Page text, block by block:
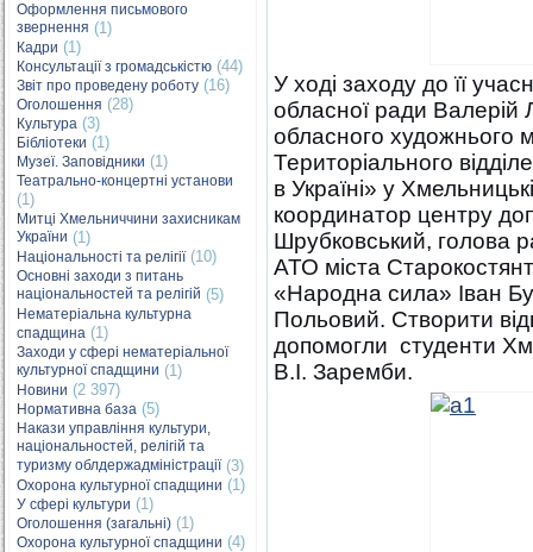
Оформлення письмового
звернення (1)
Кадри (1)
Консультації з громадськістю (44)
Звіт про проведену роботу (16)
Оголошення (28)
Культура (3)
Бібліотеки (1)
Музеї. Заповідники (1)
Театрально-концертні установи
(1)
Митці Хмельниччини захисникам
України (1)
Національності та релігії(10)
Основні заходи з питань
національностей та релігій (5)
Нематеріальна культурна
спадщина (1)
Заходи у сфері нематеріальної
культурної спадщини (1)
Новини (2 397)
Нормативна база (5)
Накази управління культури,
національностей, релігій та
туризму облдержадміністрації(3)
Охорона культурної спадщини (1)
У сфері культури (1)
Оголошення (загальні) (1)
Охорона культурної спадщини (4)
У ході заходу до її
обласної ради Валерій
обласного художнього
Територіального
в Україні» у
координатор центру
Шрубковський, голова
АТО міста
«Народна сила» Іван
Польовий. Створити
допомогли студенти
В.І. Заремби.